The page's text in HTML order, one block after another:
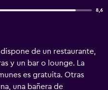
8,6
de un restaurante,
y un bar o lounge. La
es gratuita. Otras
una bañera de